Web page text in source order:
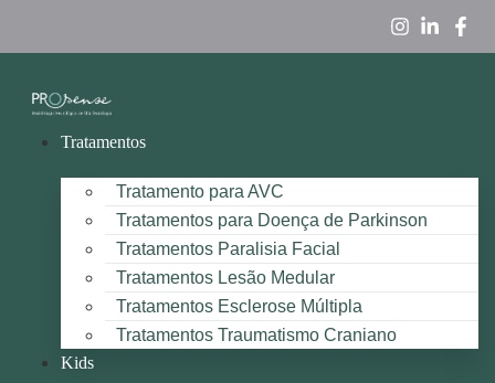
Tratamentos
Tratamento para AVC
Tratamentos para Doença de Parkinson
Tratamentos Paralisia Facial
Tratamentos Lesão Medular
Tratamentos Esclerose Múltipla
Tratamentos Traumatismo Craniano
Kids